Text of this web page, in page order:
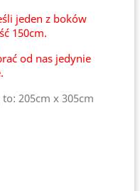
jeden z boków
150cm.
od nas jedynie
205cm x 305cm